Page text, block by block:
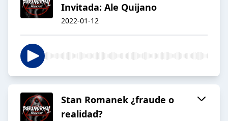
Invitada: Ale Quijano
2022-01-12
Stan Romanek ¿fraude o
realidad?